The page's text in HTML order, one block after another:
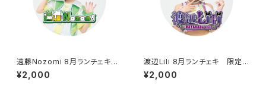
遠藤Nozomi 8月ランチェキ
限定150枚
¥2,000
渡辺Lili 8月ランチェキ 限定1
50枚
¥2,000